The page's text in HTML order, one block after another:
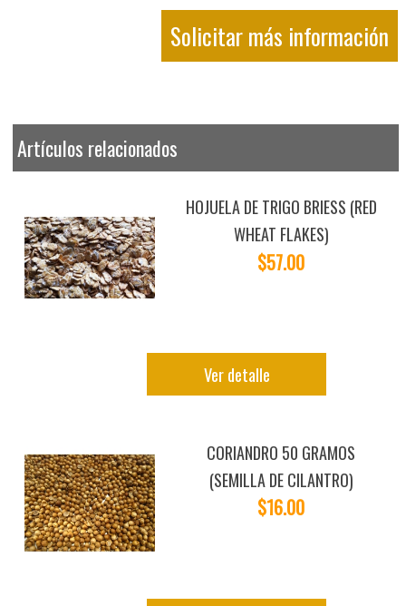
Solicitar más información
Artículos relacionados
HOJUELA DE TRIGO BRIESS (RED
WHEAT FLAKES)
$57.00
Ver detalle
CORIANDRO 50 GRAMOS
(SEMILLA DE CILANTRO)
$16.00